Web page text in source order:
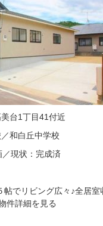
台1丁目41付近
和白丘中学校
現状：完成済
帖でリビング広々♪全居
詳細を見る